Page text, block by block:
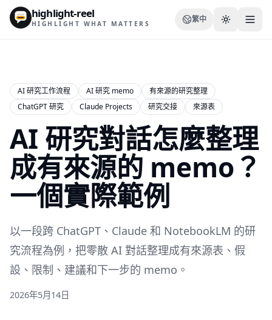
highlight-reel
HIGHLIGHT WHAT MATTERS 繁中
資源
部落格
比較
模板
使用情境
Extension
AI 研究工作流程 AI 研究 memo
有來源的研究整理
ChatGPT 研究
Claude Projects 研究交接 來源表
AI 研究對話怎麼整理
成有來源的 memo？
一個實際範例
以一段跨 ChatGPT、Claude 和 NotebookLM 的研
究流程為例，把零散 AI 對話整理成有來源表、假
設、限制、建議和下一步的 memo。
2026年5月14日